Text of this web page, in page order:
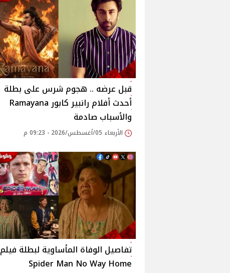
قبل عرضه .. هجوم شرس على بطلة
أحدث أفلام رانبير كابور Ramayana
والأسباب صادمة
الأربعاء 05/أغسطس/2026 - 09:23 م
تفاصيل الوفاة المأساوية لبطلة فيلم
Spider Man No Way Home